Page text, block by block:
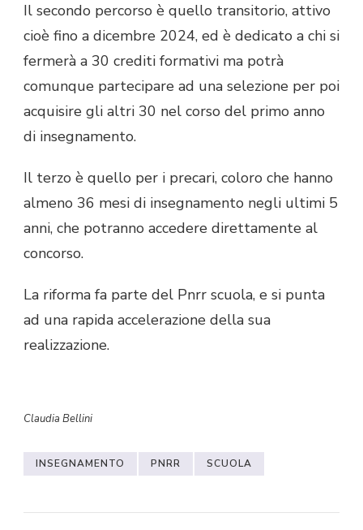
Il secondo percorso è quello transitorio, attivo
cioè fino a dicembre 2024, ed è dedicato a chi si
fermerà a 30 crediti formativi ma potrà
comunque partecipare ad una selezione per poi
acquisire gli altri 30 nel corso del primo anno
di insegnamento.
Il terzo è quello per i precari, coloro che hanno
almeno 36 mesi di insegnamento negli ultimi 5
anni, che potranno accedere direttamente al
concorso.
La riforma fa parte del Pnrr scuola, e si punta
ad una rapida accelerazione della sua
realizzazione.
Claudia Bellini
INSEGNAMENTO PNRR SCUOLA